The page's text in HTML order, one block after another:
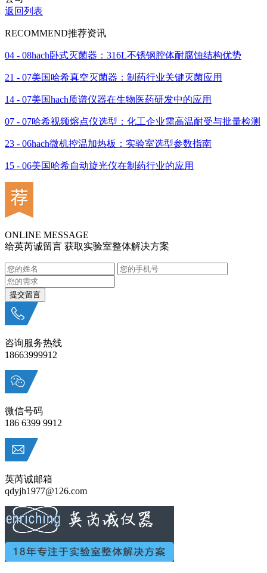
返回列表
RECOMMEND推荐资讯
04 - 08hach卧式灭菌器：316L不锈钢腔体耐腐蚀结构优势
21 - 07美国哈希真空灭菌器：制药行业关键灭菌应用
14 - 07美国hach质谱仪器在生物医药研发中的应用
07 - 07哈希视频熔点仪选型：化工企业需高温耐受与批量检测
23 - 06hach微机控温加热板：实验室选型参数指南
15 - 06美国哈希自动旋光仪在制药行业的应用
ONLINE MESSAGE
给英芮诚留言 获取实验室整体解决方案
咨询服务热线
18663999912
微信号码
186 6399 9912
英芮诚邮箱
qdyjh1977@126.com